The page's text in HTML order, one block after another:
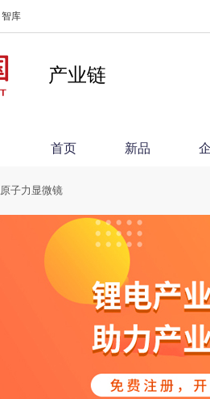
智库
产业链
首页 新品
原子力显微镜